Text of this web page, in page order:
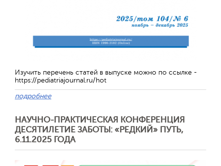
Изучить перечень статей в выпуске можно по ссылке -
https://pediatriajournal.ru/hot
подробнее
НАУЧНО-ПРАКТИЧЕСКАЯ КОНФЕРЕНЦИЯ
ДЕСЯТИЛЕТИЕ ЗАБОТЫ: «РЕДКИЙ» ПУТЬ,
6.11.2025 ГОДА
Отправить